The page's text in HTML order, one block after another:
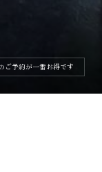
ご予約が一番お得です